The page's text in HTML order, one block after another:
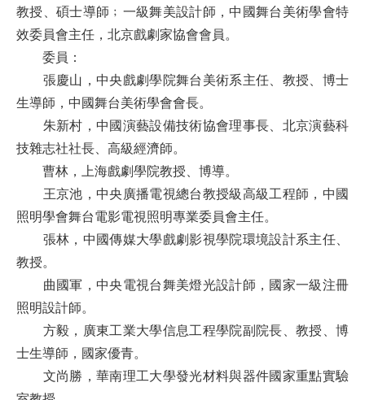
教授、碩士導師﹔一級舞美設計師，中國舞台美術學會特
效委員會主任，北京戲劇家協會會員。
委員：
張慶山，中央戲劇學院舞台美術系主任、教授、博士
生導師，中國舞台美術學會會長。
朱新村，中國演藝設備技術協會理事長、北京演藝科
技雜志社社長、高級經濟師。
曹林，上海戲劇學院教授、博導。
王京池，中央廣播電視總台教授級高級工程師，中國
照明學會舞台電影電視照明專業委員會主任。
張林，中國傳媒大學戲劇影視學院環境設計系主任、
教授。
曲國軍，中央電視台舞美燈光設計師，國家一級注冊
照明設計師。
方毅，廣東工業大學信息工程學院副院長、教授、博
士生導師，國家優青。
文尚勝，華南理工大學發光材料與器件國家重點實驗